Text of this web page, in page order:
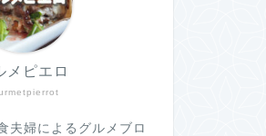
メピエロ
夫婦によるグルメブロ